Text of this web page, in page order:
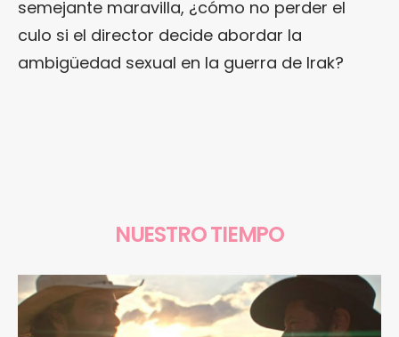
semejante maravilla, ¿cómo no perder el
culo si el director decide abordar la
ambigüedad sexual en la guerra de Irak?
NUESTRO TIEMPO